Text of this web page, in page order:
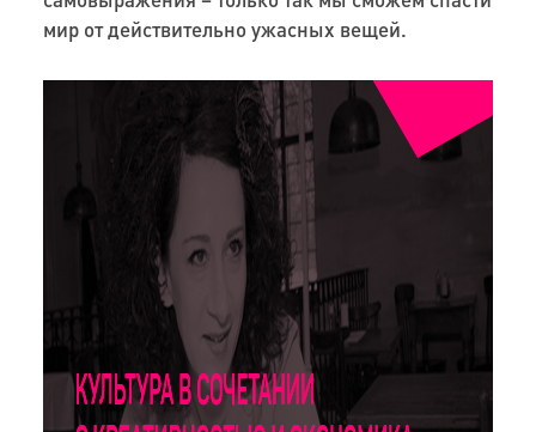
мир от действительно ужасных вещей.